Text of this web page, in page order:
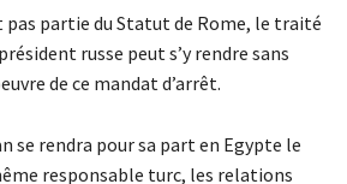
pas partie du Statut de Rome, le traité
russe peut s’y rendre sans
de ce mandat d’arrêt.
se rendra pour sa part en Egypte le
responsable turc, les relations